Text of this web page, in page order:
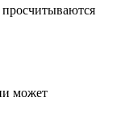
может